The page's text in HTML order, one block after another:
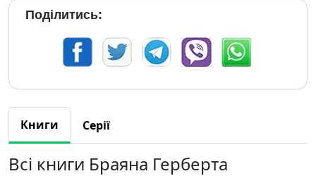
Поділитись:
Книги Серії
Всі книги Браяна Герберта